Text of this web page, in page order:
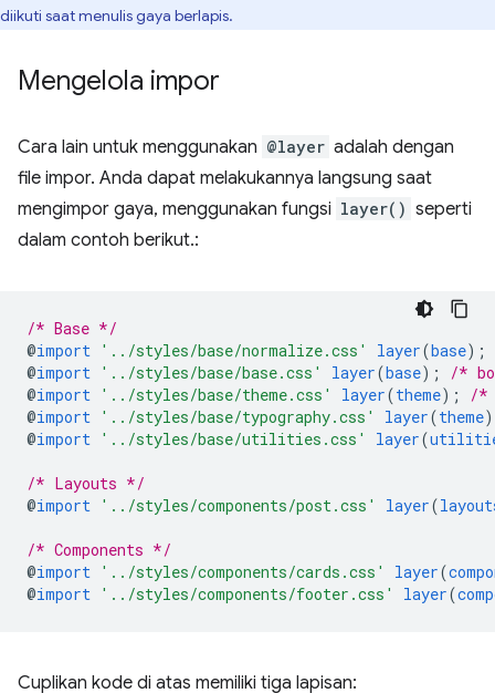
diikuti saat menulis gaya berlapis.
Mengelola impor
Cara lain untuk menggunakan @layer adalah dengan
file impor. Anda dapat melakukannya langsung saat
mengimpor gaya, menggunakan fungsi layer() seperti
dalam contoh berikut.:
/* Base */
@import '../styles/base/normalize.css' layer(base) ;
@import '../styles/base/base.css' layer(base) ;
/*
@import '../styles/base/theme.css' layer(theme) ;
/*
@import '../styles/base/typography.css' layer(theme)
@import '../styles/base/utilities.css' layer(
/* Layouts */
@import '../styles/components/post.css' layer(
/* Components */
@import '../styles/components/cards.css' layer(
@import '../styles/components/footer.css' layer(
Cuplikan kode di atas memiliki tiga lapisan: